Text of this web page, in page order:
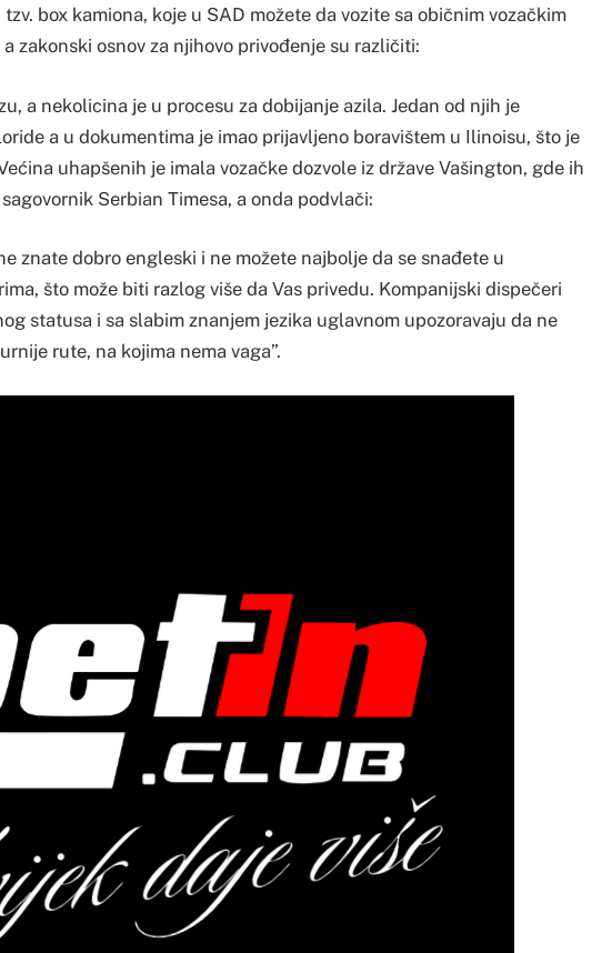
box kamiona, koje u SAD možete da vozite sa običnim vozačkim
zakonski osnov za njihovo privođenje su različiti:
a nekolicina je u procesu za dobijanje azila. Jedan od njih je
a u dokumentima je imao prijavljeno boravištem u Ilinoisu, što je
uhapšenih je imala vozačke dozvole iz države Vašington, gde ih
Serbian Timesa, a onda podvlači:
znate dobro engleski i ne možete najbolje da se snađete u
što može biti razlog više da Vas privedu. Kompanijski dispečeri
statusa i sa slabim znanjem jezika uglavnom upozoravaju da ne
rute, na kojima nema vaga”.